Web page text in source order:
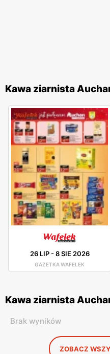
Kawa ziarnista
26 LIP-8 SIE 2026
GAZETKA WAFELEK
Kawa ziarnista
Brak wyników
ZOBACZ